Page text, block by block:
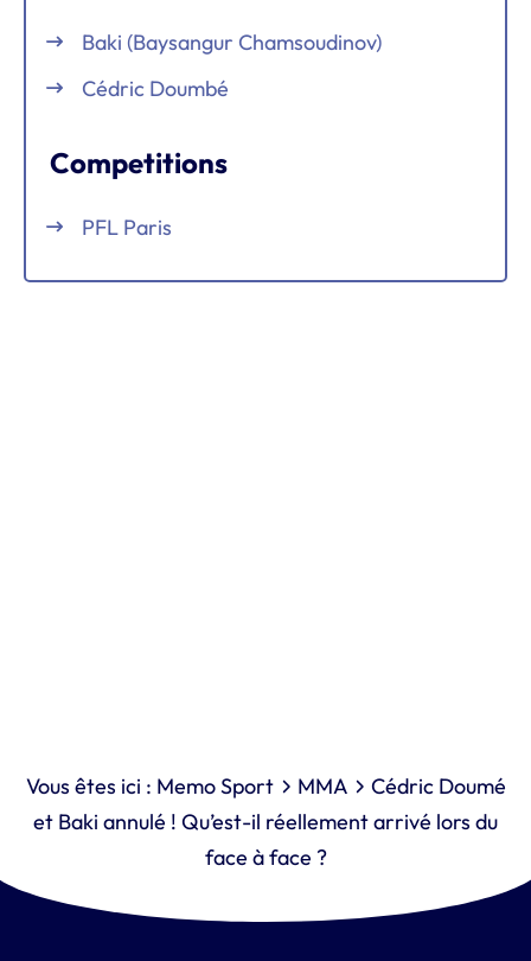
Baki (Baysangur Chamsoudinov)
Cédric Doumbé
Competitions
PFL Paris
Vous êtes ici : Memo Sport MMA
Cédric Doumé
et Baki annulé ! Qu’est-il réellement arrivé lors du
face à face ?